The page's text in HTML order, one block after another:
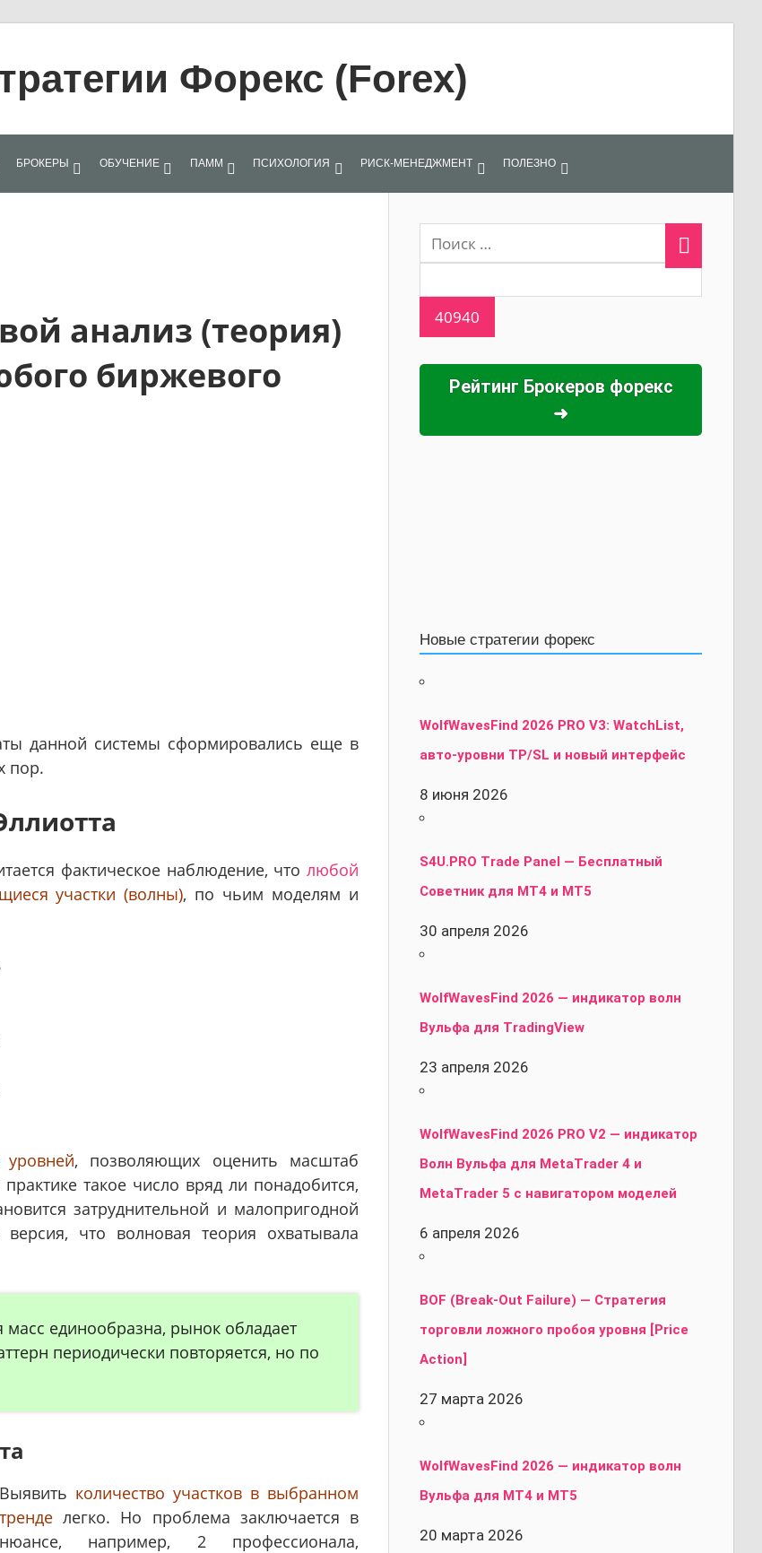
Форекс (Forex)
БРОКЕРЫ ОБУЧЕНИЕ ПАММ ПСИХОЛОГИЯ РИСК-МЕНЕДЖМЕНТ ПОЛЕЗНО
анализ (теория)
биржевого
данной системы сформировались еще в
пор.
фактическое наблюдение, что любой
участки (волны), по чьим моделям и
, позволяющих оценить масштаб
такое число вряд ли понадобится,
затруднительной и малопригодной
что волновая теория охватывала
масс единообразна, рынок обладает
периодически повторяется, но по
Выявить количество участков в выбранном
тренде легко. Но проблема заключается в
нюансе, например, 2 профессионала,
Рейтинг Брокеров форекс
➜
Новые стратегии форекс
WolfWavesFind 2026 PRO V3: WatchList,
авто-уровни TP/SL и новый интерфейс
8 июня 2026
S4U.PRO Trade Panel — Бесплатный
Советник для MT4 и MT5
30 апреля 2026
WolfWavesFind 2026 — индикатор волн
Вульфа для TradingView
23 апреля 2026
WolfWavesFind 2026 PRO V2 — индикатор
Волн Вульфа для MetaTrader 4 и
MetaTrader 5 с навигатором моделей
6 апреля 2026
BOF (Break-Out Failure) — Стратегия
торговли ложного пробоя уровня [Price
Action]
27 марта 2026
WolfWavesFind 2026 — индикатор волн
Вульфа для MT4 и MT5
20 марта 2026